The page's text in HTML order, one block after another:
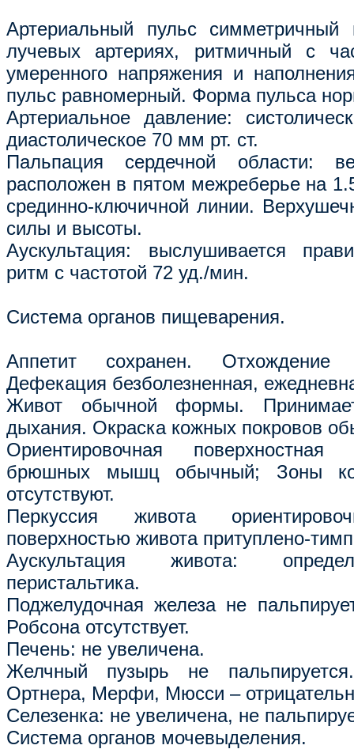
Артериальный пульс
лучевых артериях, ритмичный с
умеренного напряжения и
пульс равномерный. Форма пульса
Артериальное давление:
диастолическое 70 мм рт. ст.
Пальпация сердечной области:
расположен в пятом межреберье на
срединно-ключичной линии.
силы и высоты.
Аускультация: выслушивается
ритм с частотой 72 уд./мин.
Система органов пищеварения.
Аппетит сохранен. Отхождение
Дефекация безболезненная,
Живот обычной формы.
дыхания. Окраска кожных покровов
Ориентировочная
брюшных мышц обычный; Зоны
отсутствуют.
Перкуссия живота
поверхностью живота притуплено-
Аускультация живота:
перистальтика.
Поджелудочная железа не
Робсона отсутствует.
Печень: не увеличена.
Желчный пузырь не
Ортнера, Мерфи, Мюсси –
Селезенка: не увеличена, не
Система органов мочевыделения.